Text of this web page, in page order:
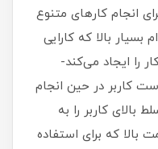
انجام کارهای متنوع
بالا که کارایی
را ایجاد می‌کند-
کاربر در حین انجام
بالای کاربر را به
بالا که برای استفاده‌